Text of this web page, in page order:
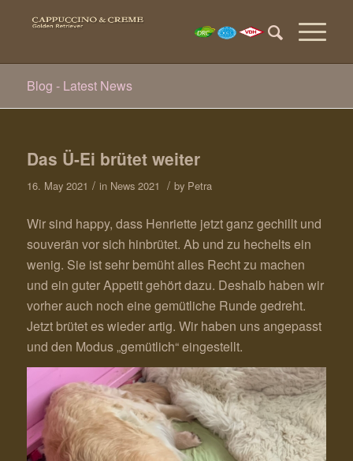
Blog - Latest News
Das Ü-Ei brütet weiter
16. May 2021 / in News 2021 / by Petra
Wir sind happy, dass Henriette jetzt ganz gechillt und
souverän vor sich hinbrütet. Ab und zu hechelts ein
wenig. Sie ist sehr bemüht alles Recht zu machen
und ein guter Appetit gehört dazu. Deshalb haben wir
vorher auch noch eine gemütliche Runde gedreht.
Jetzt brütet es wieder artig. Wir haben uns angepasst
und den Modus „gemütlich“ eingestellt.